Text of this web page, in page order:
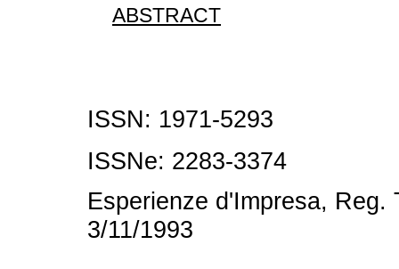
ABSTRACT
ISSN: 1971-5293
ISSNe: 2283-3374
Esperienze d'Impresa, Reg.
3/11/1993